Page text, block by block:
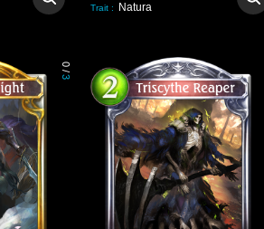
Trait : Natura
0
/
3